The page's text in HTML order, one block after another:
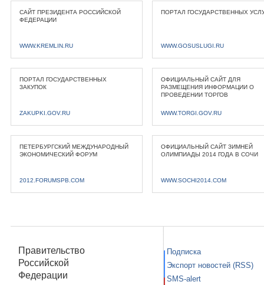
САЙТ ПРЕЗИДЕНТА РОССИЙСКОЙ
ФЕДЕРАЦИИ
WWW.KREMLIN.RU
ПОРТАЛ ГОСУДАРСТВЕННЫХ
WWW.GOSUSLUGI.RU
ПОРТАЛ ГОСУДАРСТВЕННЫХ
ЗАКУПОК
ZAKUPKI.GOV.RU
ОФИЦИАЛЬНЫЙ САЙТ ДЛЯ
РАЗМЕЩЕНИЯ ИНФОРМАЦИИ О
ПРОВЕДЕНИИ ТОРГОВ
WWW.TORGI.GOV.RU
ПЕТЕРБУРГСКИЙ МЕЖДУНАРОДНЫЙ
ЭКОНОМИЧЕСКИЙ ФОРУМ
2012.FORUMSPB.COM
ОФИЦИАЛЬНЫЙ САЙТ ЗИМНЕЙ
ОЛИМПИАДЫ 2014 ГОДА В СОЧИ
WWW.SOCHI2014.COM
Правительство
Российской
Федерации
Подписка
Экспорт новостей (RSS)
SMS-alert